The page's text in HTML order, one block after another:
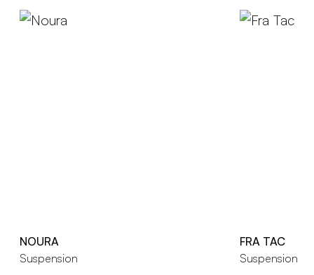
NOURA
Suspension
FRA TAC
Suspension